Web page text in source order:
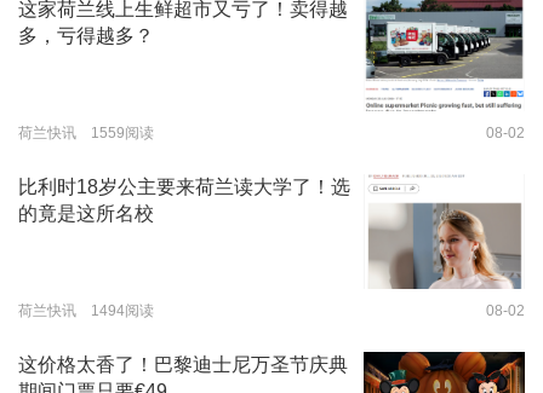
这家荷兰线上生鲜超市又亏了！卖得越
多，亏得越多？
荷兰快讯 1559阅读 08-02
比利时18岁公主要来荷兰读大学了！选
的竟是这所名校
荷兰快讯 1494阅读 08-02
这价格太香了！巴黎迪士尼万圣节庆典